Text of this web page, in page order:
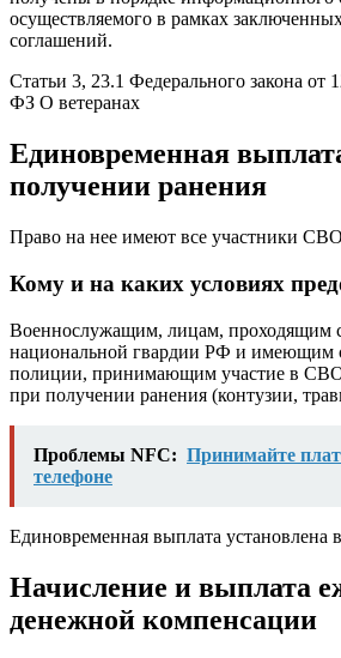
осуществляемого в рамках
соглашений.
Статьи 3, 23.1 Федерального закона от
ФЗ О ветеранах
Единовременная
получении ранения
Право на нее имеют все участники
Кому и на каких условиях
Военнослужащим, лицам, проходящим
национальной гвардии РФ и имеющим
полиции, принимающим участие в
при получении ранения (контузии,
Проблемы NFC: Принимайте
телефоне
Единовременная выплата установлена
Начисление и выплата
денежной компенсации